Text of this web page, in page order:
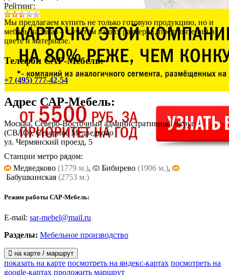
Рейтинг:
Мы предлагаем купить не только готовую продукцию, но и
мебель на заказ – с учетом ваших размеров, предпочтений в
цвете и материале.
Телефон САР-Мебель:
+7 (495) 777-42-54
Адрес САР-Мебель:
Москва, Северо-Восточный административный округ
(СВАО), Северное Медведково
ул. Чермянский проезд, 5
Станции метро рядом:
Медведково (1779 м.), Бибирево (1906 м.),
Бабушкинская (2753 м.)
Режим работы САР-Мебель:
E-mail: sar-mebel@mail.ru
Разделы: Мебельное производство
на карте / маршрут
показать на карте посмотреть на яндекс-картах посмотреть на
google-картах проложить маршрут